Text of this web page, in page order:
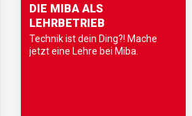
DIE MIBA ALS
LEHRBETRIEB
Technik ist dein Ding?! Mache
jetzt eine Lehre bei Miba.